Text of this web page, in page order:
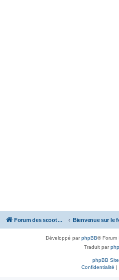
Forum des scooters SYM - GTS -MAXSYM - CRUISYM - JOYMAX - Maxsym TL
Développé parphpBB® Forum
Traduit par
phpBB
Confidentialité |